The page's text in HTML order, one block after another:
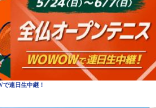
で連日生中継！